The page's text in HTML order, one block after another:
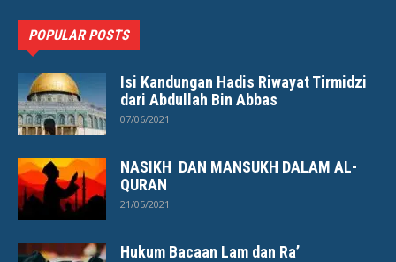
POPULAR POSTS
Isi Kandungan Hadis Riwayat Tirmidzi
dari Abdullah Bin Abbas
07/06/2021
NASIKH DAN MANSUKH DALAM AL-
QURAN
21/05/2021
Hukum Bacaan Lam dan Ra’